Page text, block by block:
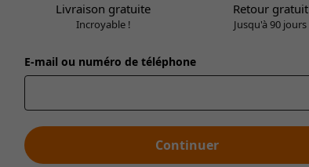
Livraison gratuite
Incroyable !
Retour gratuit
Jusqu'à 90 jours
E-mail ou numéro de téléphone
Continuer